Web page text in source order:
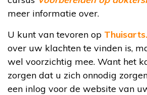
meer informatie over.
U kunt van tevoren op
over uw klachten te vinden is,
wel voorzichtig mee. Want het
zorgen dat u zich onnodig
een inlog voor de website van